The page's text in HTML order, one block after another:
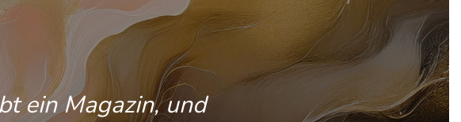
ein Magazin, und